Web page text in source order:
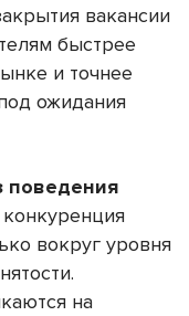
вакансии
быстрее
и точнее
ожидания
поведения
вокруг уровня
на